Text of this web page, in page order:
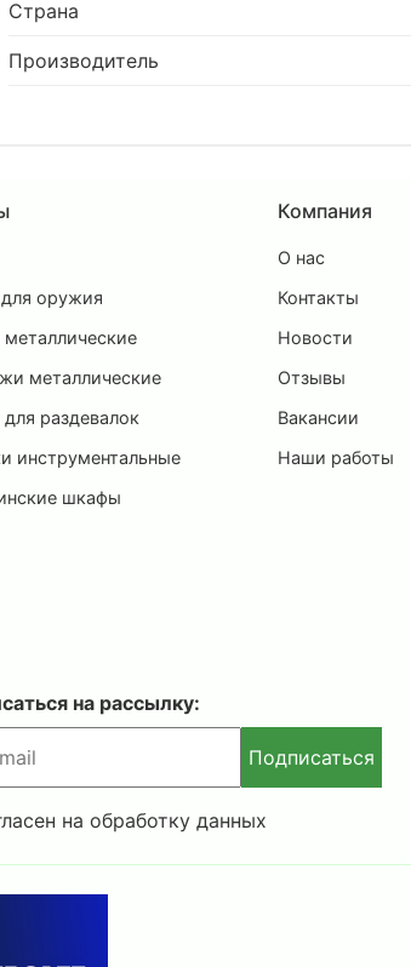
Страна
Производитель
оружия
металлические
раздевалок
инструментальные
шкафы
Компания
О нас
Контакты
Новости
Отзывы
Вакансии
Наши работы
на рассылку:
Подписаться
на обработку данных